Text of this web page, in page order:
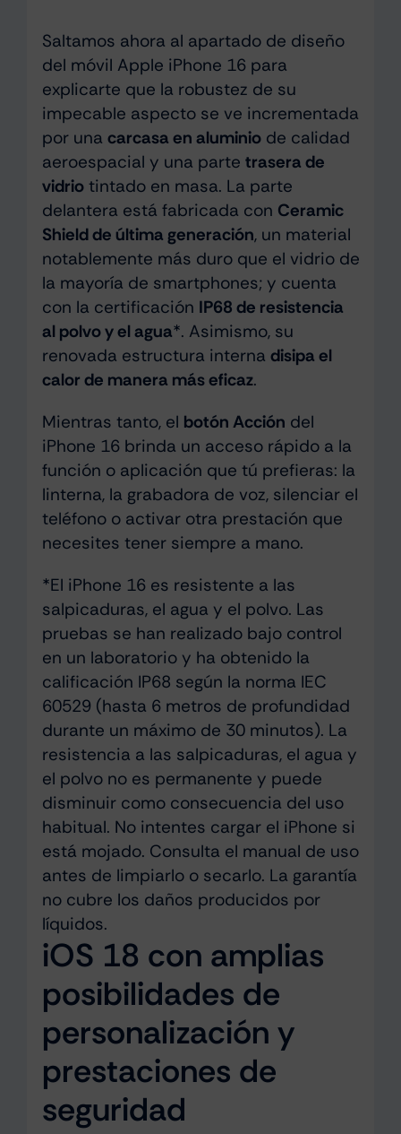
Saltamos ahora al apartado de diseño
del móvil Apple iPhone 16 para
explicarte que la robustez de su
impecable aspecto se ve incrementada
por una carcasa en aluminiode calidad
aeroespacial y una parte trasera de
vidriotintado en masa. La parte
delantera está fabricada con Ceramic
Shield de última generación, un material
notablemente más duro que el vidrio de
la mayoría de smartphones; y cuenta
con la certificación IP68 de resistencia
al polvo y el agua*. Asimismo, su
renovada estructura interna disipa el
calor de manera más eficaz.
Mientras tanto, el botón Acción del
iPhone 16 brinda un acceso rápido a la
función o aplicación que tú prefieras: la
linterna, la grabadora de voz, silenciar el
teléfono o activar otra prestación que
necesites tener siempre a mano.
*El iPhone 16 es resistente a las
salpicaduras, el agua y el polvo. Las
pruebas se han realizado bajo control
en un laboratorio y ha obtenido la
calificación IP68 según la norma IEC
60529 (hasta 6 metros de profundidad
durante un máximo de 30 minutos). La
resistencia a las salpicaduras, el agua y
el polvo no es permanente y puede
disminuir como consecuencia del uso
habitual. No intentes cargar el iPhone si
está mojado. Consulta el manual de uso
antes de limpiarlo o secarlo. La garantía
no cubre los daños producidos por
líquidos.
iOS 18 con amplias
posibilidades de
personalización y
prestaciones de
seguridad